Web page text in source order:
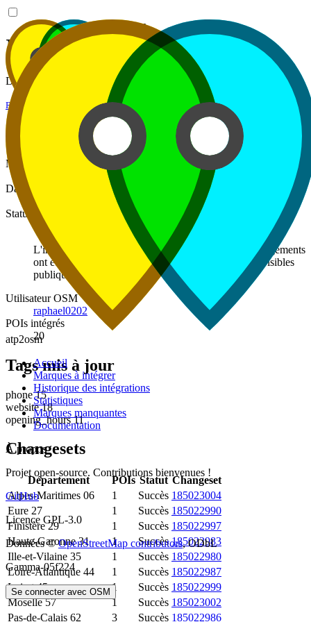
atp2osm
atp2osm
Accueil
Marques à intégrer
Historique des intégrations
Statistiques
Marques manquantes
Documentation
À propos
Projet open-source. Contributions bienvenues !
GitHub
Licence GPL-3.0
Données ©OpenStreetMap contributors, ODbL
Gamma-05f224
Se connecter avec OSM
Intégration #111
Détails de l'intégration du 03/07/2026 à 07:14.
Retour à l'historique
Informations générales
Marque
Q2241604
Date
03/07/2026 07:14:16
Statut
Succès
L'intégration s'est déroulée avec succès. Tous les changements
ont été envoyés à OpenStreetMap et sont désormais visibles
publiquement.
Utilisateur OSM
raphael0202
POIs intégrés
20
Tags mis à jour
phone 15
website 18
opening_hours 11
Changesets
Département POIs Statut Changeset
Alpes-Maritimes 06 1 Succès 185023004
Eure 27 1 Succès 185022990
Finistère29 1 Succès 185022997
Haute-Garonne31 1 Succès 185022983
Ille-et-Vilaine 35 1 Succès 185022980
Loire-Atlantique 44 1 Succès 185022987
Loiret45 1 Succès 185022999
Moselle57 1 Succès 185023002
Pas-de-Calais 62 3 Succès 185022986